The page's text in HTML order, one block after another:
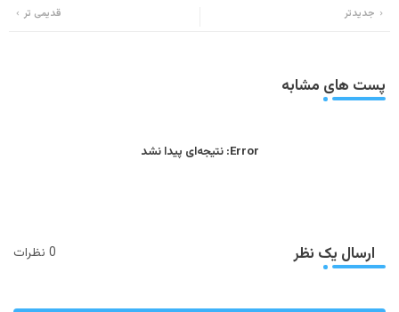
جدیدتر قدیمی تر
پست های مشابه
Error: نتیجه‌ای پیدا نشد
ارسال یک نظر 0 نظرات